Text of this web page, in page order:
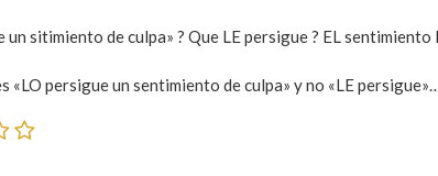
un sitimiento de culpa» ? Que LE persigue ? EL
«LO persigue un sentimiento de culpa» y no «LE